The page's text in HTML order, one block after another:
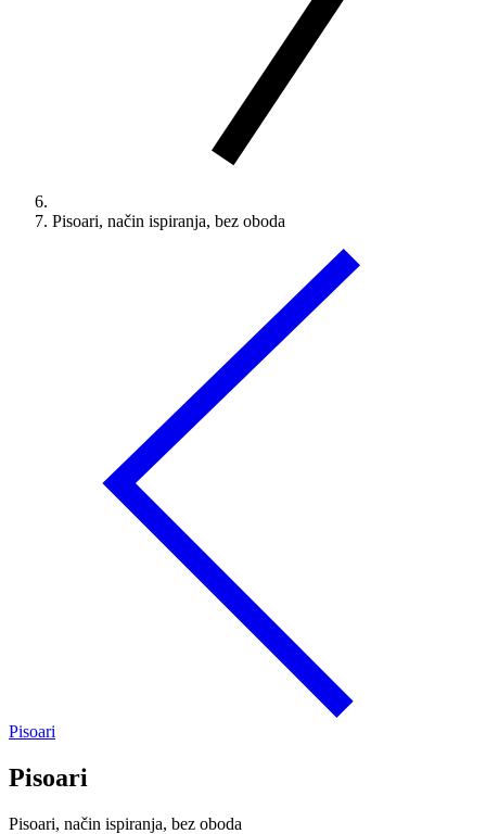
Pisoari, način ispiranja, bez oboda
Pisoari
Pisoari
Pisoari, način ispiranja, bez oboda